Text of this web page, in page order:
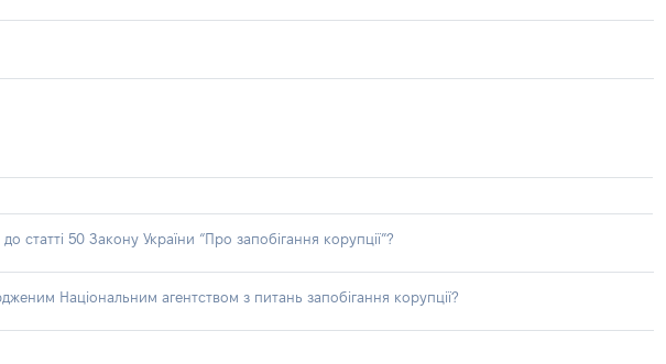
статті 50 Закону України “Про запобігання корупції”?
Національним агентством з питань запобігання корупції?